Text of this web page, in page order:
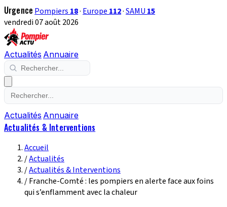
Urgence Pompiers 18· Europe 112·SAMU 15
vendredi 07 août 2026
Actualités Annuaire
Actualités Annuaire
Actualités & Interventions
Accueil
/Actualités
/Actualités & Interventions
/Franche-Comté : les pompiers en alerte face aux foins
qui s’enflamment avec la chaleur